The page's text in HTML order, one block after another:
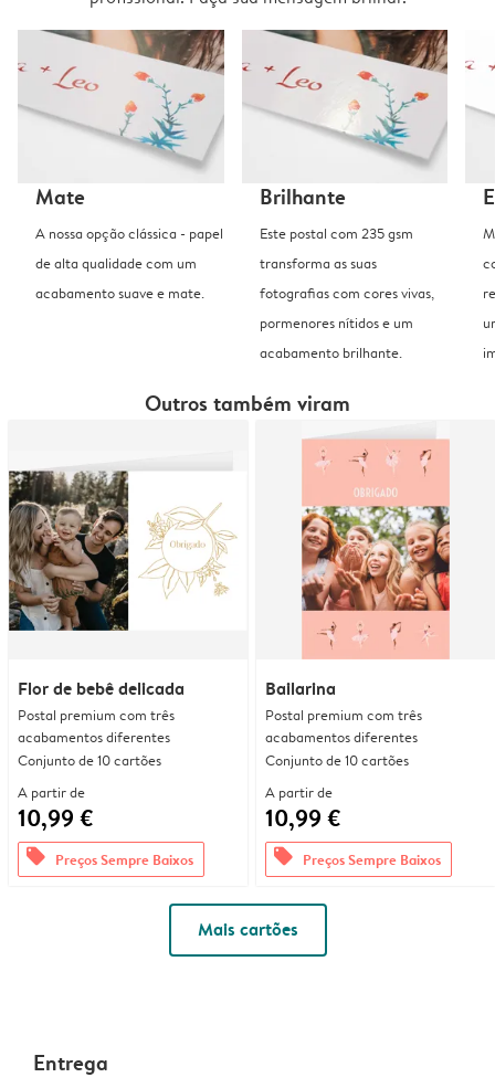
Mate
A nossa opção clássica - papel
de alta qualidade com um
acabamento suave e mate.
Brilhante
Este postal com 235 gsm
transforma as suas
fotografias com cores vivas,
pormenores nítidos e um
acabamento brilhante.
Outros também viram
Flor de bebê delicada
Postal premium com três
acabamentos diferentes
Conjunto de 10 cartões
A partir de
10,99 €
offers Preços Sempre Baixos
Bailarina
Postal premium com três
acabamentos diferentes
Conjunto de 10 cartões
A partir de
10,99 €
offers Preços Sempre Baixos
Mais cartões
Entrega